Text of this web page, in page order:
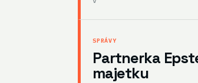
SPRÁVY
Partnerka
majetku